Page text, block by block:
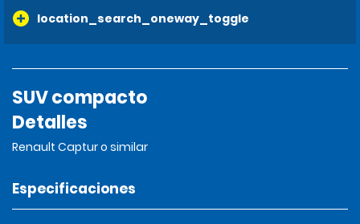
location_search_oneway_toggle
SUV compacto
Detalles
Renault Captur o similar
Especificaciones